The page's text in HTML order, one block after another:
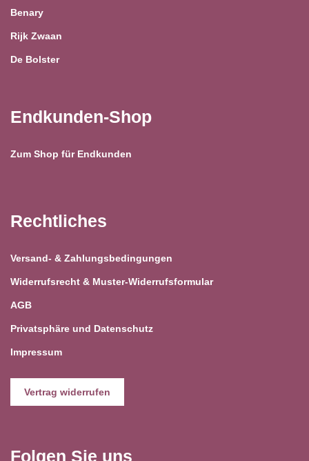
Benary
Rijk Zwaan
De Bolster
Endkunden-Shop
Zum Shop für Endkunden
Rechtliches
Versand- & Zahlungsbedingungen
Widerrufsrecht & Muster-Widerrufsformular
AGB
Privatsphäre und Datenschutz
Impressum
Vertrag widerrufen
Folgen Sie uns